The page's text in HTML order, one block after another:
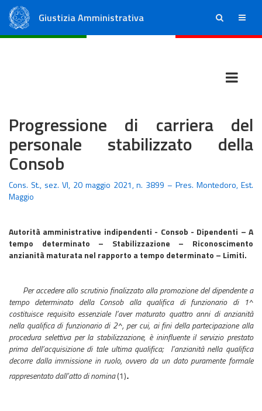
Giustizia Amministrativa ricerca menu
Progressione di carriera del
personale stabilizzato della
Consob
Cons. St., sez. VI, 20 maggio 2021, n. 3899 – Pres. Montedoro, Est.
Maggio
Autorità amministrative indipendenti - Consob - Dipendenti – A
tempo determinato – Stabilizzazione – Riconoscimento
anzianità maturata nel rapporto a tempo determinato – Limiti.
Per accedere allo scrutinio finalizzato alla promozione del dipendente a
tempo determinato della Consob alla qualifica di funzionario di 1^
costituisce requisito essenziale l’aver maturato quattro anni di anzianità
nella qualifica di funzionario di 2^, per cui, ai fini della partecipazione alla
procedura selettiva per la stabilizzazione, è ininfluente il servizio prestato
prima dell’acquisizione di tale ultima qualifica; l’anzianità nella qualifica
decorre dalla immissione in ruolo, ovvero da un dato puramente formale
rappresentato dall’atto di nomina(1).